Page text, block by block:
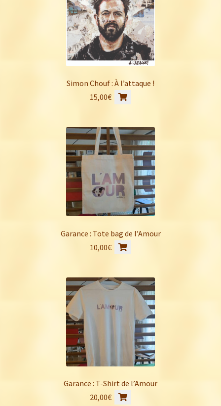
Simon Chouf : À l’attaque !
15,00€
Garance : Tote bag de l’Amour
10,00€
Garance : T-Shirt de l’Amour
20,00€